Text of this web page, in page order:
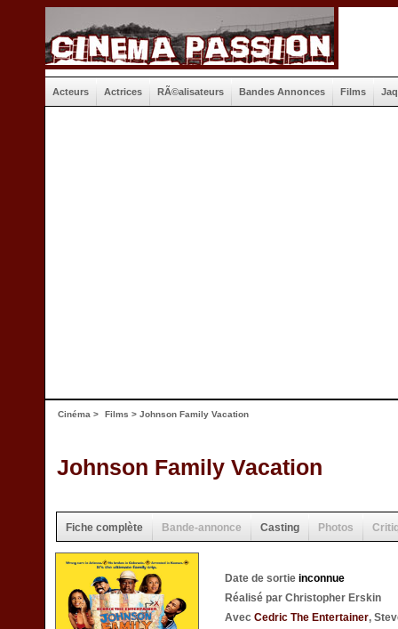
Acteurs Actrices RÃ©alisateurs Bandes Annonces Films
Cinéma > Films > Johnson Family Vacation
Johnson Family Vacation
Fiche complète Bande-annonce Casting Photos
Date de sortie inconnue
Réalisé par Christopher Erskin
Avec Cedric The Entertainer,